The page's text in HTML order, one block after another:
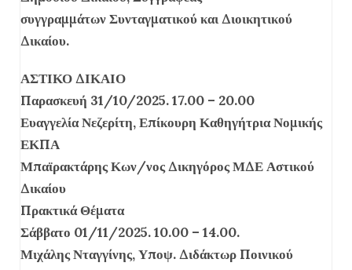
συγγραμμάτων Συνταγματικού και Διοικητικού
Δικαίου.
ΑΣΤΙΚΟ ΔΙΚΑΙΟ
Παρασκευή 31/10/2025. 17.00 – 20.00
Ευαγγελία Νεζερίτη, Επίκουρη Καθηγήτρια Νομικής
ΕΚΠΑ
Μπαϊρακτάρης Κων/νος Δικηγόρος ΜΔΕ Αστικού
Δικαίου
Πρακτικά Θέματα
Σάββατο 01/11/2025. 10.00 – 14.00.
Μιχάλης Νταγγίνης, Υποψ. Διδάκτωρ Ποινικού